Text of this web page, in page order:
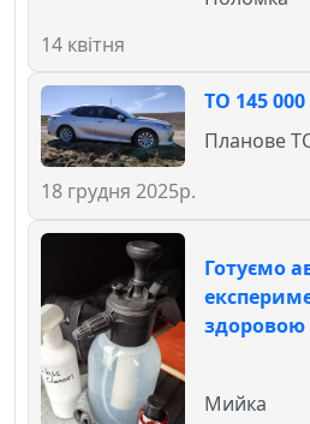
14 квітня
ТО 145 000
18 грудня 2025р.
Планове
Готуємо
здоровою
Мийка